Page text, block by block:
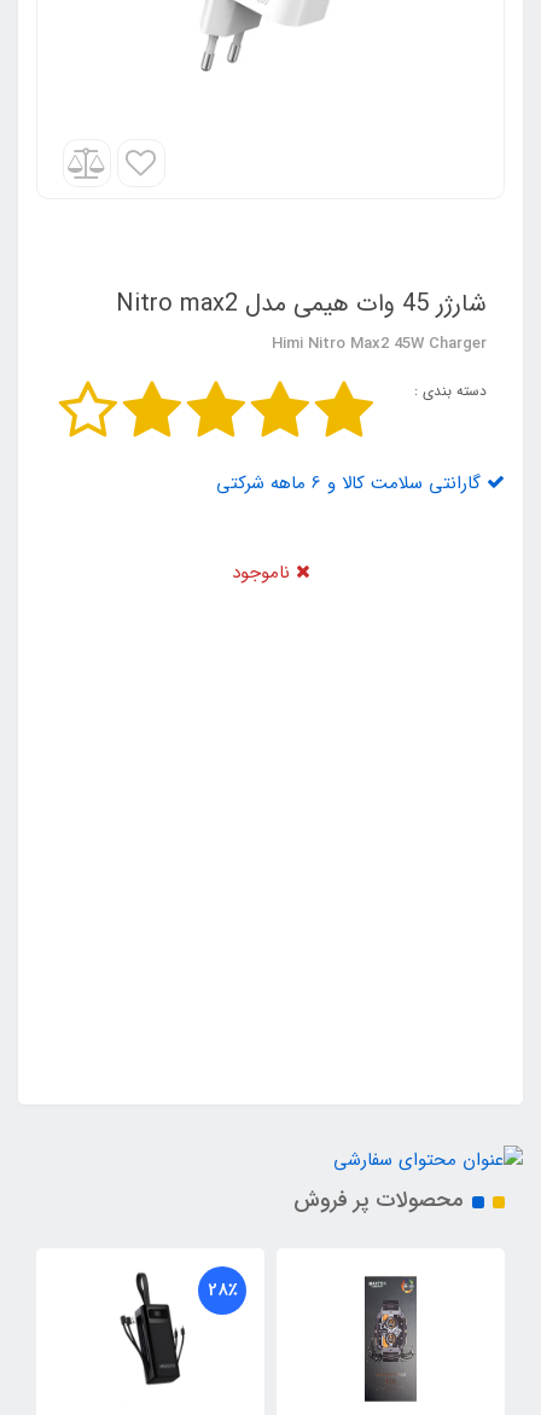
شارژر 45 وات هیمی مدل Nitro max2
Himi Nitro Max2 45W Charger
دسته بندی :
گارانتی سلامت کالا و 6 ماهه شرکتی
ناموجود
محصولات پر فروش
28٪